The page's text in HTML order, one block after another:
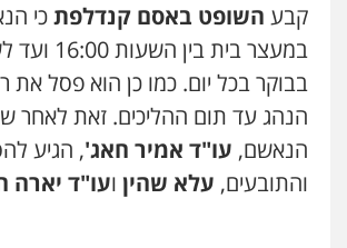
קבע השופט באסם קנדלפתכי
בבוקר בכל יום. כמו כן הוא פסל את
הנהג עד תום ההליכים. זאת לאחר
הנאשם, עו"ד אמיר חאג', הגיע
והתובעים, עלא שהין ועו"ד יארה